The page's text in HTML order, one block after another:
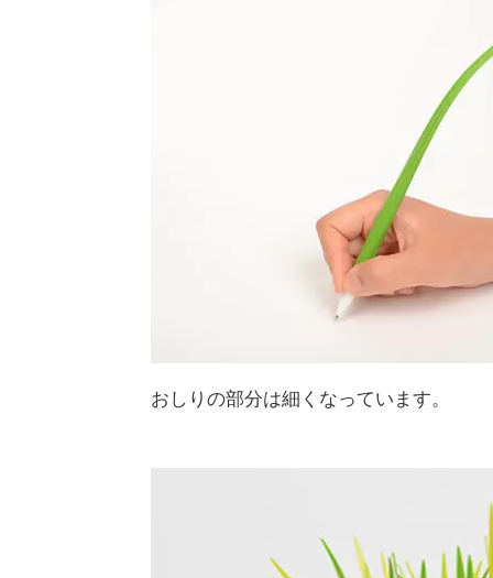
おしりの部分は細くなっています。